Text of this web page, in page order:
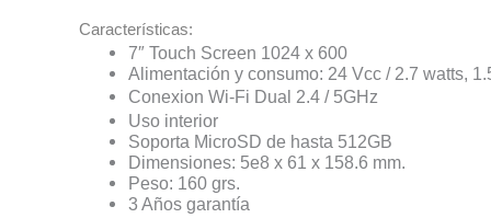
Características:
7″ Touch Screen 1024 x 600
Alimentación y consumo: 24 Vcc / 2.7 watts,
Conexion Wi-Fi Dual 2.4 / 5GHz
Uso interior
Soporta MicroSD de hasta 512GB
Dimensiones: 5e8 x 61 x 158.6 mm.
Peso: 160 grs.
3 Años garantía